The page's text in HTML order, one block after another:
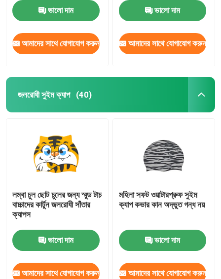
ভালো দাম
আমাদের সাথে যোগাযোগ করুন
ভালো দাম
আমাদের সাথে যোগাযোগ করুন
জলরোধী সুইম ক্যাপ (40)
লম্বা চুল ছোট চুলের জন্য স্মুড টাচ
বাচ্চাদের কার্টুন জলরোধী সাঁতার
ক্যাপস
ভালো দাম
আমাদের সাথে যোগাযোগ করুন
মহিলা সফট ওয়াটারপ্রুফ সুইম
ক্যাপ কভার কান অদ্ভুত গন্ধ নয়
ভালো দাম
আমাদের সাথে যোগাযোগ করুন